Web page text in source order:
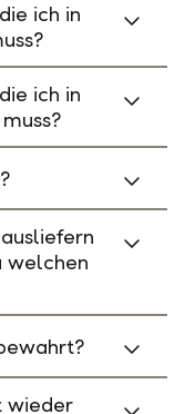
ich in
ich in
welchen
wieder